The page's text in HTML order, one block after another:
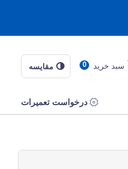
0 سبد خرید مقایسه
درخواست تعمیرات